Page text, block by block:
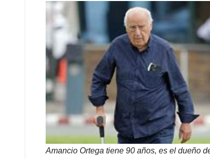
Amancio Ortega tiene 90 años, es el dueño